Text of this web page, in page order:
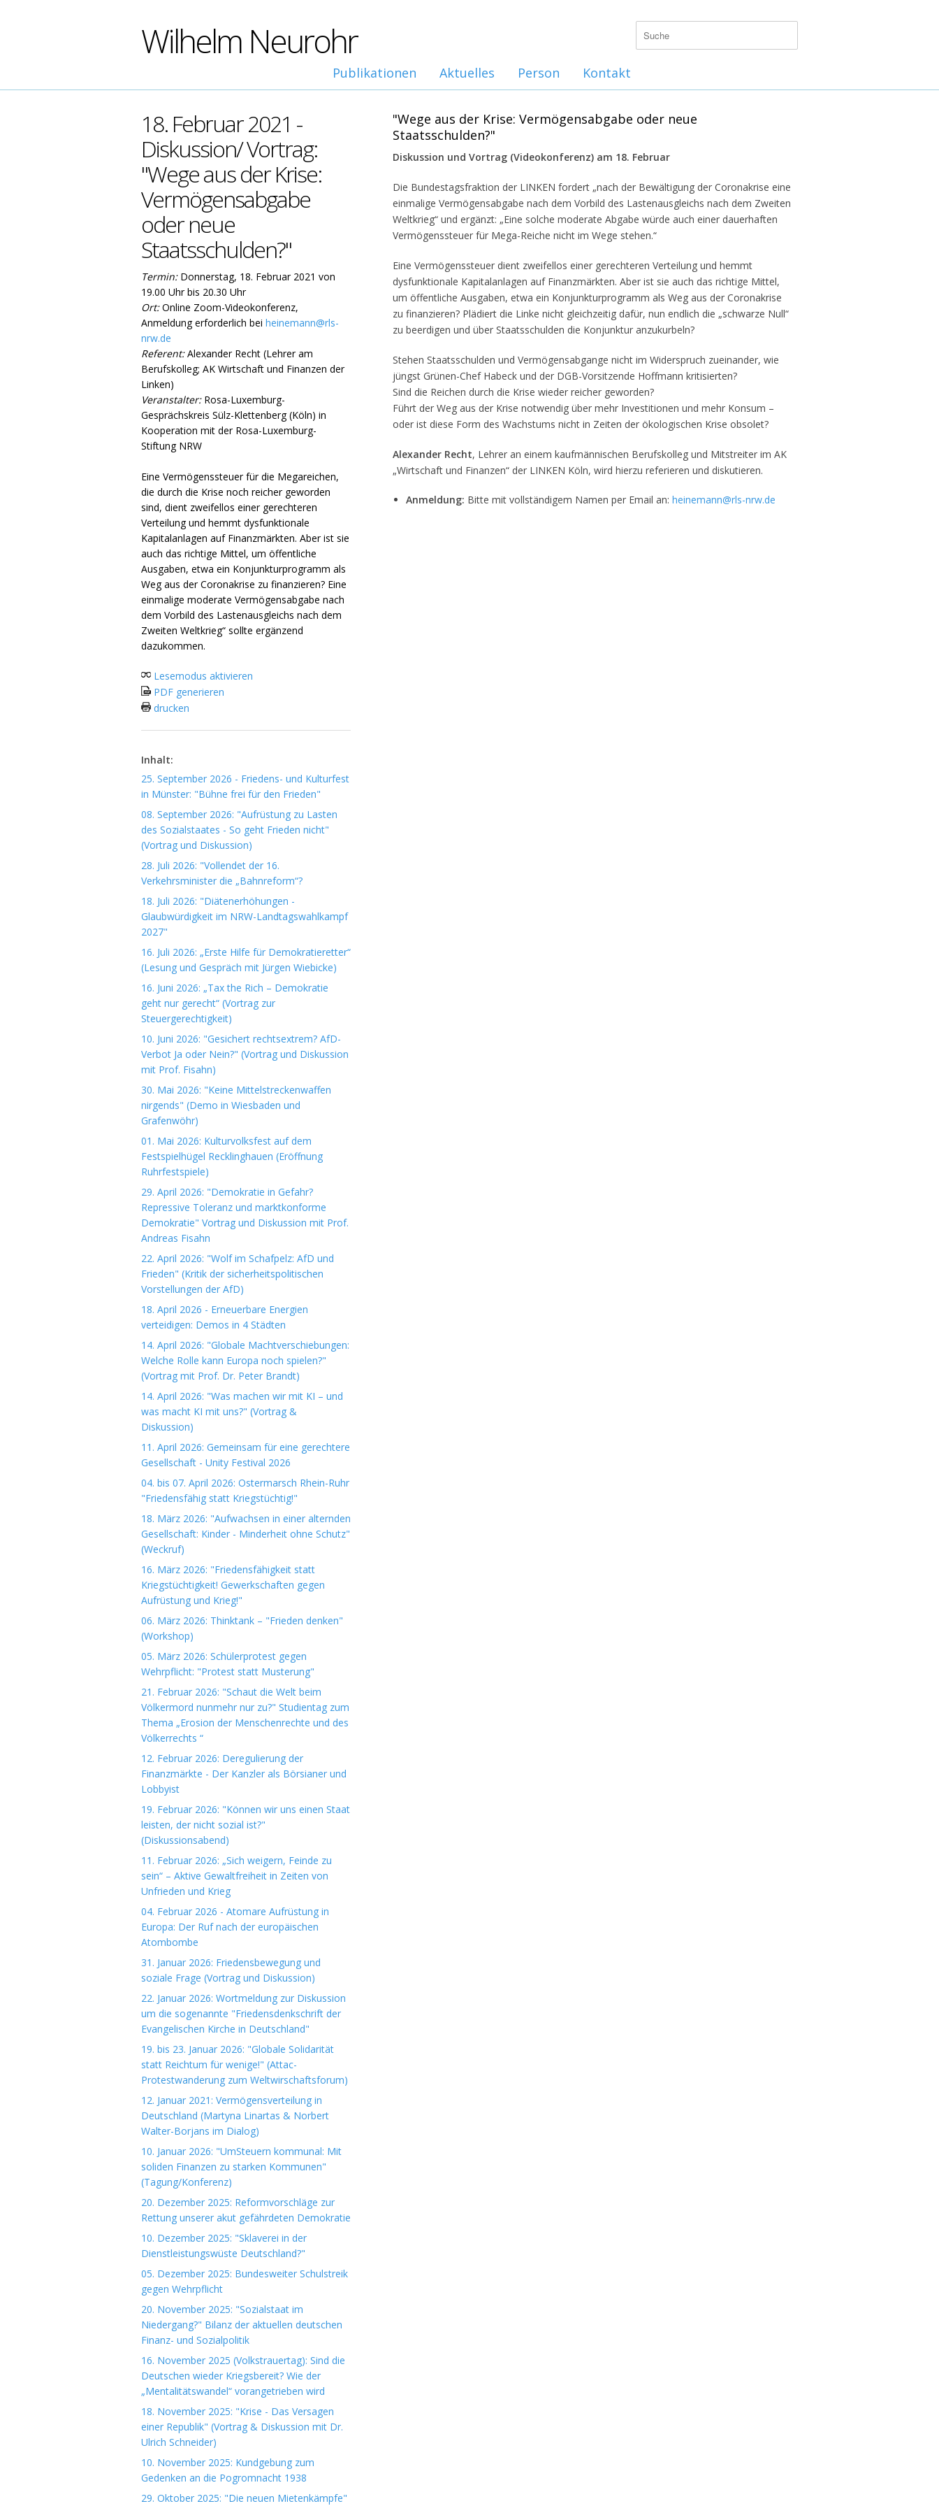
Wilhelm Neurohr
Publikationen Aktuelles Person Kontakt
18. Februar 2021 -
Diskussion/ Vortrag:
"Wege aus der Krise:
Vermögensabgabe
oder neue
Staatsschulden?"
Termin:Donnerstag, 18. Februar 2021 von
19.00 Uhr bis 20.30 Uhr
Ort:Online Zoom-Videokonferenz,
Anmeldung erforderlich bei heinemann@rls-
nrw.de
Referent:Alexander Recht (Lehrer am
Berufskolleg; AK Wirtschaft und Finanzen der
Linken)
Veranstalter: Rosa-Luxemburg-
Gesprächskreis Sülz-Klettenberg (Köln) in
Kooperation mit der Rosa-Luxemburg-
Stiftung NRW
Eine Vermögenssteuer für die Megareichen,
die durch die Krise noch reicher geworden
sind, dient zweifellos einer gerechteren
Verteilung und hemmt dysfunktionale
Kapitalanlagen auf Finanzmärkten. Aber ist sie
auch das richtige Mittel, um öffentliche
Ausgaben, etwa ein Konjunkturprogramm als
Weg aus der Coronakrise zu finanzieren? Eine
einmalige moderate Vermögensabgabe nach
dem Vorbild des Lastenausgleichs nach dem
Zweiten Weltkrieg“ sollte ergänzend
dazukommen.
Lesemodus aktivieren
PDF generieren
drucken
Inhalt:
25. September 2026 - Friedens- und Kulturfest
in Münster: "Bühne frei für den Frieden"
08. September 2026: "Aufrüstung zu Lasten
des Sozialstaates - So geht Frieden nicht"
(Vortrag und Diskussion)
28. Juli 2026: "Vollendet der 16.
Verkehrsminister die „Bahnreform“?
18. Juli 2026: "Diätenerhöhungen -
Glaubwürdigkeit im NRW-Landtagswahlkampf
2027"
16. Juli 2026: „Erste Hilfe für Demokratieretter“
(Lesung und Gespräch mit Jürgen Wiebicke)
16. Juni 2026: „Tax the Rich – Demokratie
geht nur gerecht“ (Vortrag zur
Steuergerechtigkeit)
10. Juni 2026: "Gesichert rechtsextrem? AfD-
Verbot Ja oder Nein?" (Vortrag und Diskussion
mit Prof. Fisahn)
30. Mai 2026: "Keine Mittelstreckenwaffen
nirgends" (Demo in Wiesbaden und
Grafenwöhr)
01. Mai 2026: Kulturvolksfest auf dem
Festspielhügel Recklinghauen (Eröffnung
Ruhrfestspiele)
29. April 2026: "Demokratie in Gefahr?
Repressive Toleranz und marktkonforme
Demokratie" Vortrag und Diskussion mit Prof.
Andreas Fisahn
22. April 2026: "Wolf im Schafpelz: AfD und
Frieden" (Kritik der sicherheitspolitischen
Vorstellungen der AfD)
18. April 2026 - Erneuerbare Energien
verteidigen: Demos in 4 Städten
14. April 2026: "Globale Machtverschiebungen:
Welche Rolle kann Europa noch spielen?"
(Vortrag mit Prof. Dr. Peter Brandt)
14. April 2026: "Was machen wir mit KI – und
was macht KI mit uns?" (Vortrag &
Diskussion)
11. April 2026: Gemeinsam für eine gerechtere
Gesellschaft - Unity Festival 2026
04. bis 07. April 2026: Ostermarsch Rhein-Ruhr
"Friedensfähig statt Kriegstüchtig!"
18. März 2026: "Aufwachsen in einer alternden
Gesellschaft: Kinder - Minderheit ohne Schutz"
(Weckruf)
16. März 2026: "Friedensfähigkeit statt
Kriegstüchtigkeit! Gewerkschaften gegen
Aufrüstung und Krieg!"
06. März 2026: Thinktank – "Frieden denken"
(Workshop)
05. März 2026: Schülerprotest gegen
Wehrpflicht: "Protest statt Musterung"
21. Februar 2026: "Schaut die Welt beim
Völkermord nunmehr nur zu?" Studientag zum
Thema „Erosion der Menschenrechte und des
Völkerrechts “
12. Februar 2026: Deregulierung der
Finanzmärkte - Der Kanzler als Börsianer und
Lobbyist
19. Februar 2026: "Können wir uns einen Staat
leisten, der nicht sozial ist?"
(Diskussionsabend)
11. Februar 2026: „Sich weigern, Feinde zu
sein“ – Aktive Gewaltfreiheit in Zeiten von
Unfrieden und Krieg
04. Februar 2026 - Atomare Aufrüstung in
Europa: Der Ruf nach der europäischen
Atombombe
31. Januar 2026: Friedensbewegung und
soziale Frage (Vortrag und Diskussion)
22. Januar 2026: Wortmeldung zur Diskussion
um die sogenannte "Friedensdenkschrift der
Evangelischen Kirche in Deutschland"
19. bis 23. Januar 2026: "Globale Solidarität
statt Reichtum für wenige!" (Attac-
Protestwanderung zum Weltwirschaftsforum)
12. Januar 2021: Vermögensverteilung in
Deutschland (Martyna Linartas & Norbert
Walter-Borjans im Dialog)
10. Januar 2026: "UmSteuern kommunal: Mit
soliden Finanzen zu starken Kommunen"
(Tagung/Konferenz)
20. Dezember 2025: Reformvorschläge zur
Rettung unserer akut gefährdeten Demokratie
10. Dezember 2025: "Sklaverei in der
Dienstleistungswüste Deutschland?"
05. Dezember 2025: Bundesweiter Schulstreik
gegen Wehrpflicht
20. November 2025: "Sozialstaat im
Niedergang?" Bilanz der aktuellen deutschen
Finanz- und Sozialpolitik
16. November 2025 (Volkstrauertag): Sind die
Deutschen wieder Kriegsbereit? Wie der
„Mentalitätswandel“ vorangetrieben wird
18. November 2025: "Krise - Das Versagen
einer Republik" (Vortrag & Diskussion mit Dr.
Ulrich Schneider)
10. November 2025: Kundgebung zum
Gedenken an die Pogromnacht 1938
29. Oktober 2025: "Die neuen Mietenkämpfe"
"Wege aus der Krise: Vermögensabgabe oder neue
Staatsschulden?"
Diskussion und Vortrag (Videokonferenz) am 18. Februar
Die Bundestagsfraktion der LINKEN fordert „nach der Bewältigung der Coronakrise eine
einmalige Vermögensabgabe nach dem Vorbild des Lastenausgleichs nach dem Zweiten
Weltkrieg“ und ergänzt: „Eine solche moderate Abgabe würde auch einer dauerhaften
Vermögenssteuer für Mega-Reiche nicht im Wege stehen.“
Eine Vermögenssteuer dient zweifellos einer gerechteren Verteilung und hemmt
dysfunktionale Kapitalanlagen auf Finanzmärkten. Aber ist sie auch das richtige Mittel,
um öffentliche Ausgaben, etwa ein Konjunkturprogramm als Weg aus der Coronakrise
zu finanzieren? Plädiert die Linke nicht gleichzeitig dafür, nun endlich die „schwarze Null“
zu beerdigen und über Staatsschulden die Konjunktur anzukurbeln?
Stehen Staatsschulden und Vermögensabgange nicht im Widerspruch zueinander, wie
jüngst Grünen-Chef Habeck und der DGB-Vorsitzende Hoffmann kritisierten?
Sind die Reichen durch die Krise wieder reicher geworden?
Führt der Weg aus der Krise notwendig über mehr Investitionen und mehr Konsum –
oder ist diese Form des Wachstums nicht in Zeiten der ökologischen Krise obsolet?
Alexander Recht, Lehrer an einem kaufmännischen Berufskolleg und Mitstreiter im AK
„Wirtschaft und Finanzen“ der LINKEN Köln, wird hierzu referieren und diskutieren.
Anmeldung: Bitte mit vollständigem Namen per Email an: heinemann@rls-nrw.de